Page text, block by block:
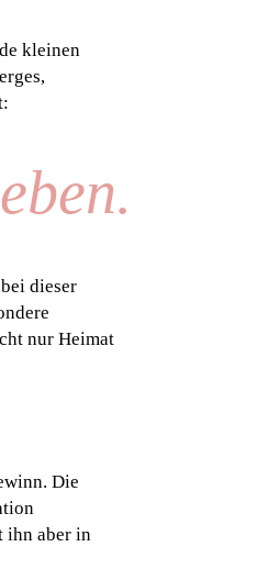
kleinen
dieser
nur Heimat
Die
ihn aber in